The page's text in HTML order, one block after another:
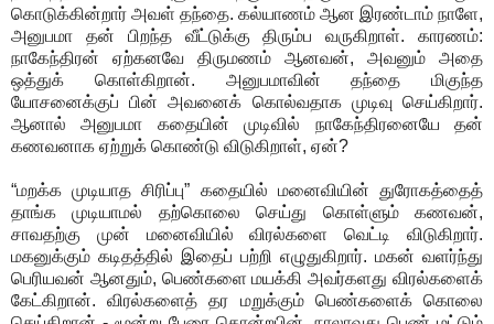
கொடுக்கின்றார் அவள் தந்தை. கல்யாணம் ஆன இரண்டாம் நாளே,
அனுபமா தன் பிறந்த வீட்டுக்கு திரும்ப வருகிறாள். காரணம்:
நாகேந்திரன் ஏற்கனவே திருமணம் ஆனவன், அவனும் அதை
ஒத்துக் கொள்கிறான். அனுபமாவின் தந்தை மிகுந்த
யோசனைக்குப் பின் அவனைக் கொல்வதாக முடிவு செய்கிறார்.
ஆனால் அனுபமா கதையின் முடிவில் நாகேந்திரனையே தன்
கணவனாக ஏற்றுக் கொண்டு விடுகிறாள், ஏன்?
“மறக்க முடியாத சிரிப்பு” கதையில் மனைவியின் துரோகத்தைத்
தாங்க முடியாமல் தற்கொலை செய்து கொள்ளும் கணவன்,
சாவதற்கு முன் மனைவியில் விரல்களை வெட்டி விடுகிறார்.
மகனுக்கும் கடிதத்தில் இதைப் பற்றி எழுதுகிறார். மகன் வளர்ந்து
பெரியவன் ஆனதும், பெண்களை மயக்கி அவர்களது விரல்களைக்
கேட்கிறான். விரல்களைத் தர மறுக்கும் பெண்களைக் கொலை